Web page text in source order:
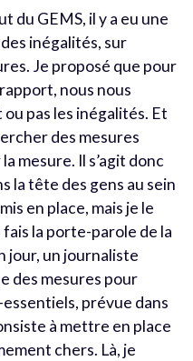
du GEMS, il y a eu une
inégalités, sur
Je proposé que pour
nous nous
pas les inégalités. Et
des mesures
mesure. Il s’agit donc
la tête des gens au sein
en place, mais je le
la porte-parole de la
jour, un journaliste
des mesures pour
prévue dans
à mettre en place
chers. Là, je